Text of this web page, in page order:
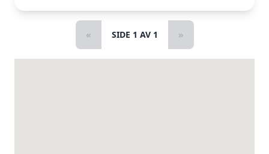
« SIDE 1 AV 1 »